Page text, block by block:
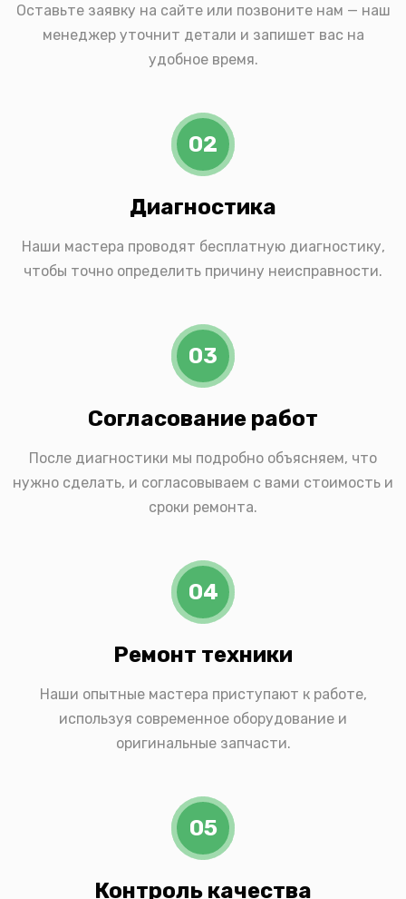
Оставьте заявку на сайте или позвоните нам — наш
менеджер уточнит детали и запишет вас на
удобное время.
02
Диагностика
Наши мастера проводят бесплатную диагностику,
чтобы точно определить причину неисправности.
03
Согласование работ
После диагностики мы подробно объясняем, что
нужно сделать, и согласовываем с вами стоимость и
сроки ремонта.
04
Ремонт техники
Наши опытные мастера приступают к работе,
используя современное оборудование и
оригинальные запчасти.
05
Контроль качества